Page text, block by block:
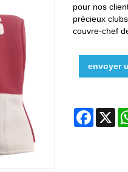
pour nos
précieux
couvre-chef
envoyer
X